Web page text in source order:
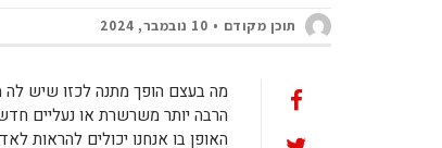
תוכן מקודם 10 נובמבר, 2024
מה בעצם הופך מתנה לכזו שיש
הרבה יותר משרשרת או נעליים
האופן בו אנחנו יכולים להראות